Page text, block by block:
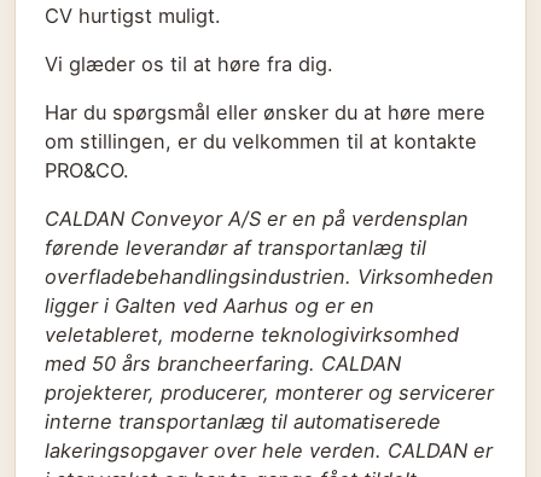
CV hurtigst muligt.
Vi glæder os til at høre fra dig.
Har du spørgsmål eller ønsker du at høre mere
om stillingen, er du velkommen til at kontakte
PRO&CO.
CALDAN Conveyor A/S er en på verdensplan
førende leverandør af transportanlæg til
overfladebehandlingsindustrien. Virksomheden
ligger i Galten ved Aarhus og er en
veletableret, moderne teknologivirksomhed
med 50 års brancheerfaring. CALDAN
projekterer, producerer, monterer og servicerer
interne transportanlæg til automatiserede
lakeringsopgaver over hele verden. CALDAN er